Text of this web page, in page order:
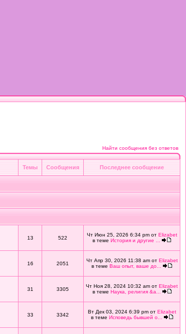
Найти сообщения без ответов
Темы Сообщения Последнее сообщение
13 522
Чт Июн 25, 2026 6:34 pm от Elizabet
в теме История и другие ...
16 2051
Чт Апр 30, 2026 11:38 am от Elizabet
в теме Ваш опыт, ваше до...
31 3305
Чт Ноя 28, 2024 10:32 am от Elizabet
в теме Наука, религия &a...
33 3342
Вт Дек 03, 2024 6:39 pm от Elizabet
в теме Исповедь бывшей о...